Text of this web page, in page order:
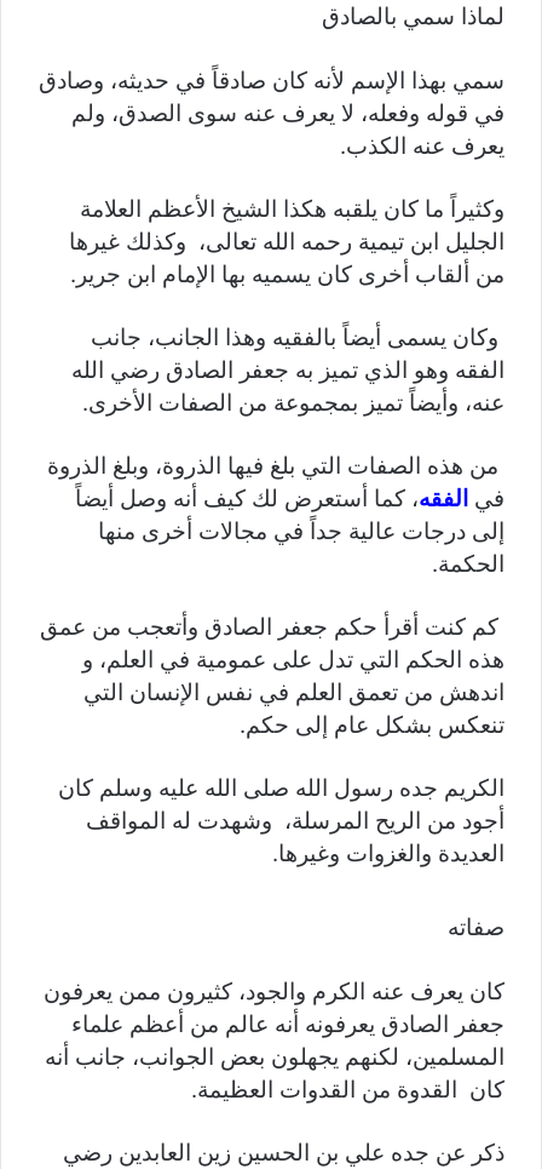
لماذا سمي بالصادق
سمي بهذا الإسم لأنه كان صادقاً في حديثه، وصادق
في قوله وفعله، لا يعرف عنه سوى الصدق، ولم
يعرف عنه الكذب.
وكثيراً ما كان يلقبه هكذا الشيخ الأعظم العلامة
الجليل ابن تيمية رحمه الله تعالى، وكذلك غيرها
من ألقاب أخرى كان يسميه بها الإمام ابن جرير.
وكان يسمى أيضاً بالفقيه وهذا الجانب، جانب
الفقه وهو الذي تميز به جعفر الصادق رضي الله
عنه، وأيضاً تميز بمجموعة من الصفات الأخرى.
من هذه الصفات التي بلغ فيها الذروة، وبلغ الذروة
في الفقه، كما أستعرض لك كيف أنه وصل أيضاً
إلى درجات عالية جداً في مجالات أخرى منها
الحكمة.
كم كنت أقرأ حكم جعفر الصادق وأتعجب من عمق
هذه الحكم التي تدل على عمومية في العلم، و
اندهش من تعمق العلم في نفس الإنسان التي
تنعكس بشكل عام إلى حكم.
الكريم جده رسول الله صلى الله عليه وسلم كان
أجود من الريح المرسلة، وشهدت له المواقف
العديدة والغزوات وغيرها.
صفاته
كان يعرف عنه الكرم والجود، كثيرون ممن يعرفون
جعفر الصادق يعرفونه أنه عالم من أعظم علماء
المسلمين، لكنهم يجهلون بعض الجوانب، جانب أنه
كان القدوة من القدوات العظيمة.
ذكر عن جده علي بن الحسين زين العابدين رضي